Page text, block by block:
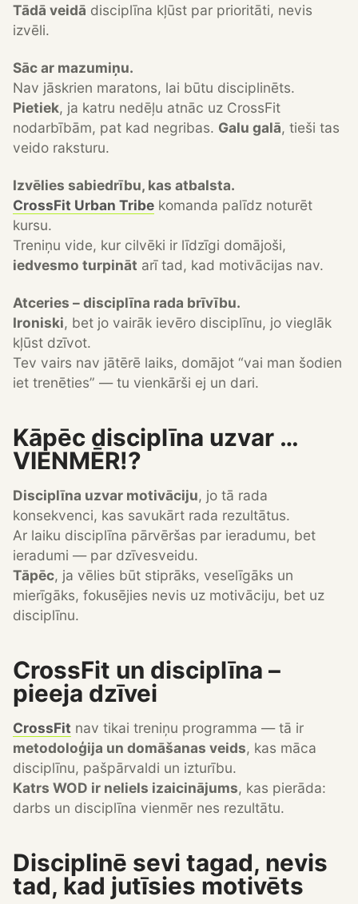
Tādā veidā disciplīna kļūst par prioritāti, nevis
izvēli.
Sāc ar mazumiņu.
Nav jāskrien maratons, lai būtu disciplinēts.
Pietiek, ja katru nedēļu atnāc uz CrossFit
nodarbībām, pat kad negribas. Galu galā, tieši tas
veido raksturu.
Izvēlies sabiedrību, kas atbalsta.
CrossFit Urban Tribe komanda palīdz noturēt
kursu.
Treniņu vide, kur cilvēki ir līdzīgi domājoši,
iedvesmo turpināt arī tad, kad motivācijas nav.
Atceries – disciplīna rada brīvību.
Ironiski, bet jo vairāk ievēro disciplīnu, jo vieglāk
kļūst dzīvot.
Tev vairs nav jātērē laiks, domājot “vai man šodien
iet trenēties” — tu vienkārši ej un dari.
Kāpēc disciplīna uzvar …
VIENMĒR!?
Disciplīna uzvar motivāciju, jo tā rada
konsekvenci, kas savukārt rada rezultātus.
Ar laiku disciplīna pārvēršas par ieradumu, bet
ieradumi — par dzīvesveidu.
Tāpēc, ja vēlies būt stiprāks, veselīgāks un
mierīgāks, fokusējies nevis uz motivāciju, bet uz
disciplīnu.
CrossFit un disciplīna –
pieeja dzīvei
CrossFit nav tikai treniņu programma — tā ir
metodoloģija un domāšanas veids, kas māca
disciplīnu, pašpārvaldi un izturību.
Katrs WOD ir neliels izaicinājums, kas pierāda:
darbs un disciplīna vienmēr nes rezultātu.
Disciplinē sevi tagad, nevis
tad, kad jutīsies motivēts